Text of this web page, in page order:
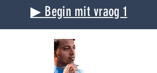
▶ Begin mit vraog 1